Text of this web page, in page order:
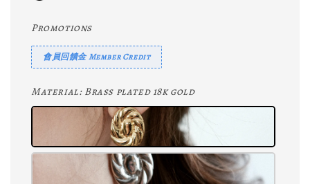
Promotions
會員回饋金 Member Credit
Material: Brass plated 18k gold